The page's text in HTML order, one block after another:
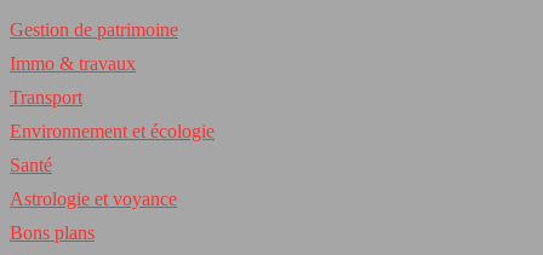
Gestion de patrimoine
Immo & travaux
Transport
Environnement et écologie
Santé
Astrologie et voyance
Bons plans